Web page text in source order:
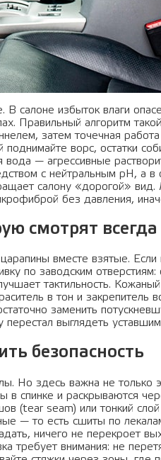
избыток влаги
Правильный алгоритм
затем точечная
поднимайте ворс, остатки
— агрессивные
с нейтральным pH, а в
салону «дорогой» вид.
без давления,
смотрят всегда
вместе взятые.
по заводским отверстиям:
тактильность.
в тон и
заменить
выглядеть
безопасность
Но здесь важна не только
в спинке и раскрываются
(tear seam) или тонкий
— то есть сшиты по
ничего не перекроет
требует внимания: не